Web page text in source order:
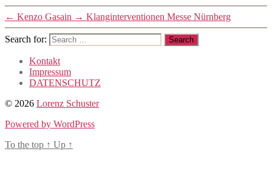
← Kenzo Gasain → Klanginterventionen Messe Nürnberg
Search for:
Kontakt
Impressum
DATENSCHUTZ
© 2026 Lorenz Schuster
Powered by WordPress
To the top ↑ Up ↑